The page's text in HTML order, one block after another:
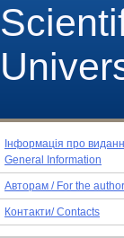
Інформація про
General Information
Авторам / For the
Контакти/ Contacts